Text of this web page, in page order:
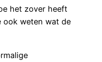
het zover heeft
ook weten wat de